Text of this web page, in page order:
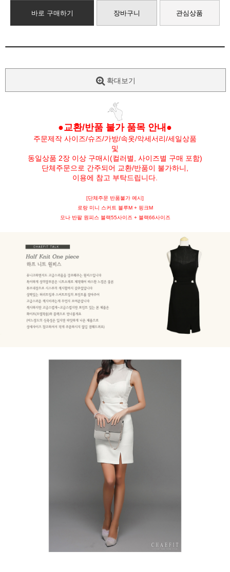
바로 구매하기 장바구니 관심상품
확대보기
●교환/반품 불가 품목 안내●
주문제작 사이즈/슈즈/가방/속옷/악세서리/세일상품
및
동일상품 2장 이상 구매시(컬러별, 사이즈별 구매 포함)
단체주문으로 간주되어 교환/반품이 불가하니,
이용에 참고 부탁드립니다.
[단체주문 반품불가 예시]
로랑 미니 스커트 블루M + 핑크M
모나 반팔 원피스 블랙55사이즈 + 블랙66사이즈